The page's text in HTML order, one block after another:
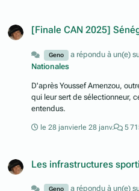
[Finale CAN 2025]
Geno a répondu à un(e)
Nationales
D'après Youssef Amenzou,
qui leur sert de sélectionneur,
entendus.
le 28 janvier le 28 janv. 5
Les infrastructures
Geno a répondu à un(e)